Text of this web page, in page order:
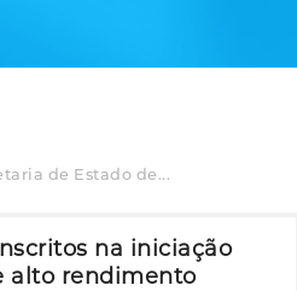
de Estado de...
na iniciação
alto rendimento